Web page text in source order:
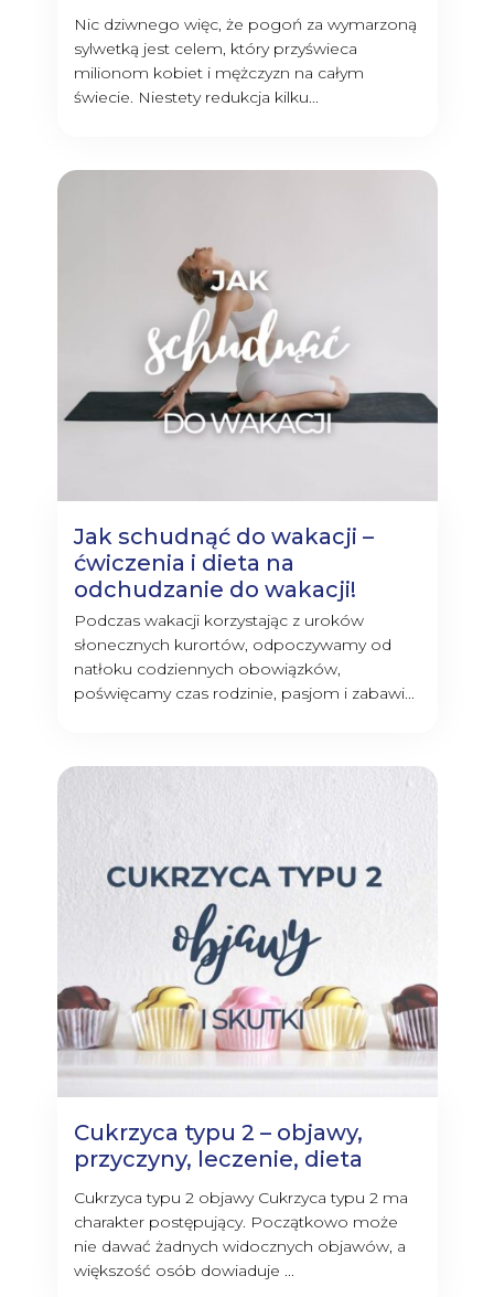
Nic dziwnego więc, że pogoń za wymarzoną
sylwetką jest celem, który przyświeca
milionom kobiet i mężczyzn na całym
świecie. Niestety redukcja kilku...
Jak schudnąć do wakacji –
ćwiczenia i dieta na
odchudzanie do wakacji!
Podczas wakacji korzystając z uroków
słonecznych kurortów, odpoczywamy od
natłoku codziennych obowiązków,
poświęcamy czas rodzinie, pasjom i zabawi...
Cukrzyca typu 2 – objawy,
przyczyny, leczenie, dieta
Cukrzyca typu 2 objawy Cukrzyca typu 2 ma
charakter postępujący. Początkowo może
nie dawać żadnych widocznych objawów, a
większość osób dowiaduje ...